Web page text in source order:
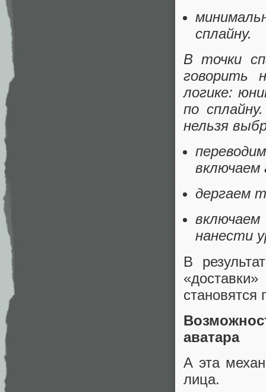
сплайну.
В точки
говорить
логике:
по
нельзя
включаем
дергаем
нанести
В
аватара
А эта
лица.